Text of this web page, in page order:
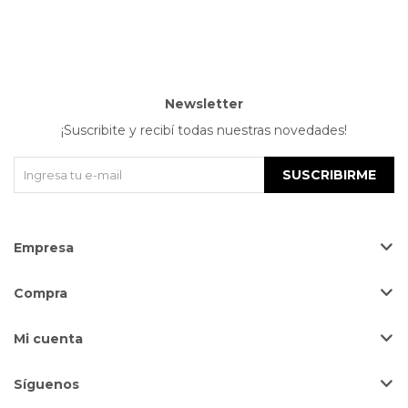
Empresa
Compra
Mi cuenta
Síguenos
Newsletter
¡Suscribite y recibí todas nuestras novedades!
SUSCRIBIRME